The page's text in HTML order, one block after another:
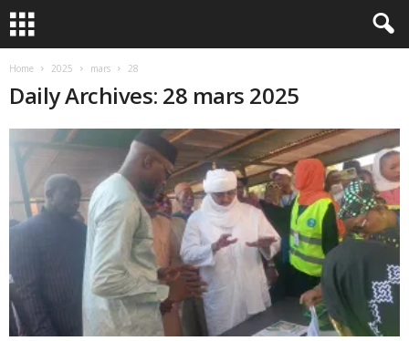
Home 2025 mars 28
Daily Archives: 28 mars 2025